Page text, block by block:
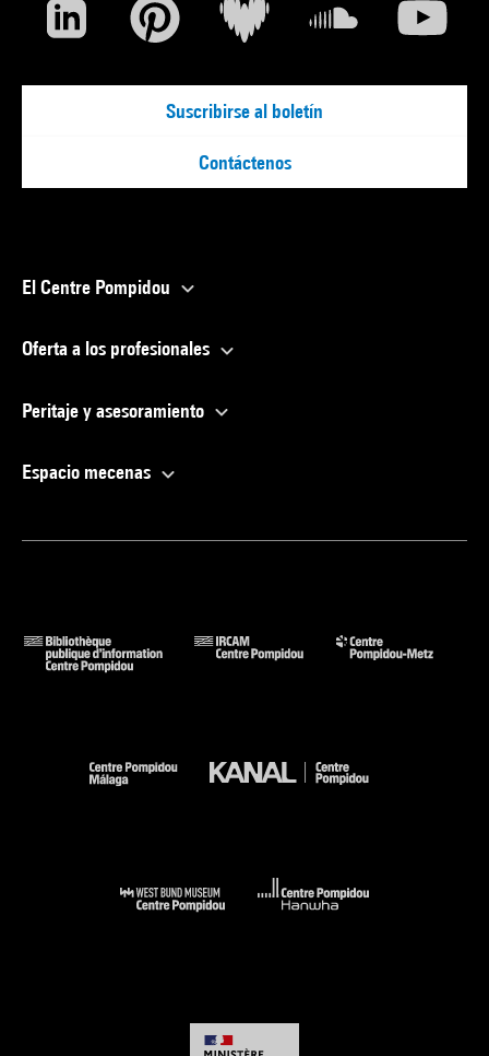
Suscribirse al boletín
Contáctenos
El Centre Pompidou
Oferta a los profesionales
Peritaje y asesoramiento
Espacio mecenas